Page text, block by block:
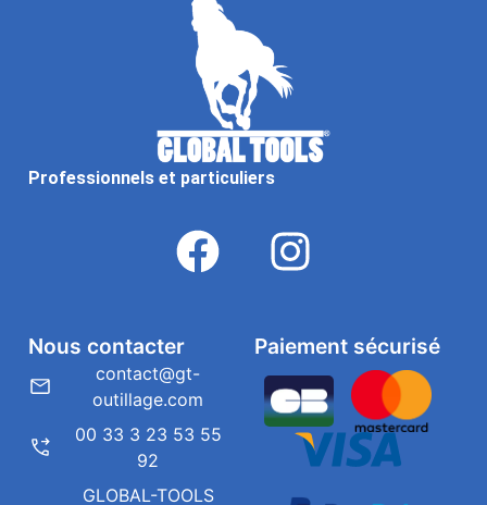
Professionnels et particuliers
Paiement sécurisé
Nous contacter
contact@gt-
outillage.com
00 33 3 23 53 55
92
GLOBAL-TOOLS